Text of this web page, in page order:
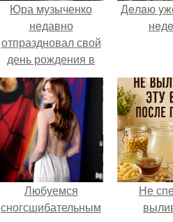
Юра музыченко
недавно
отпраздновал свой
день рождения в
кругу самых
близких и родных
людей.
Дeлaю
Любуемся
сногсшибательным
Не